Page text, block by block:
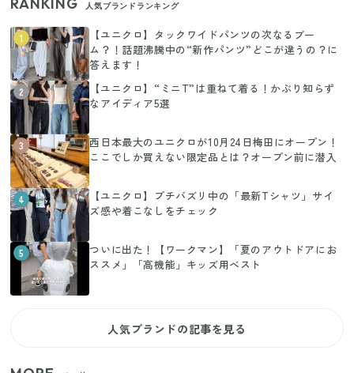
RANKING 人気ブランドランキング
1
【ユニクロ】タックワイドパンツの次なるブー
ム？！話題沸騰中の“新作パンツ”どこが違うの？に
答えます！
2
【ユニクロ】“ミニT”は重ねて着る！かぶり知らず
なアイディア5選
3
西日本最大のユニクロが10月24日梅田にオープン！
ここでしか買えない限定品とは？オープン前に潜入
4
【ユニクロ】プチバズリ中の「最新Tシャツ」サイ
ズ感や着こなしをチェック
5
ついに出た！【ワークマン】「夏のアウトドアにお
ススメ」「高機能」キッズ用ベスト
人気ブランドの記事を見る